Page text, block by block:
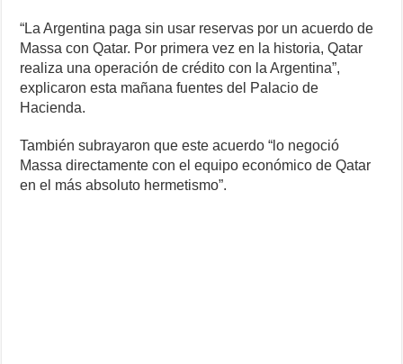
“La Argentina paga sin usar reservas por un acuerdo de
Massa con Qatar. Por primera vez en la historia, Qatar
realiza una operación de crédito con la Argentina”,
explicaron esta mañana fuentes del Palacio de
Hacienda.
También subrayaron que este acuerdo “lo negoció
Massa directamente con el equipo económico de Qatar
en el más absoluto hermetismo”.